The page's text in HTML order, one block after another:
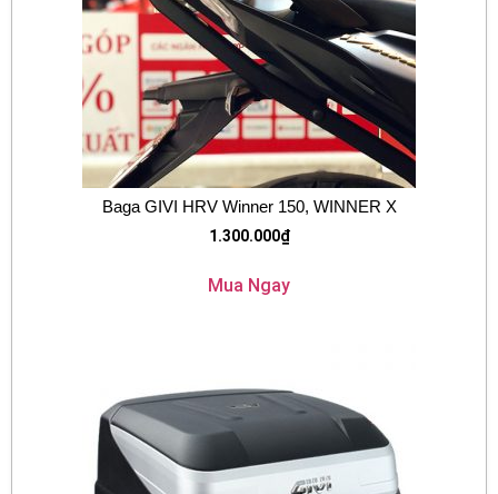
Baga GIVI HRV Winner 150, WINNER X
1.300.000₫
Mua Ngay